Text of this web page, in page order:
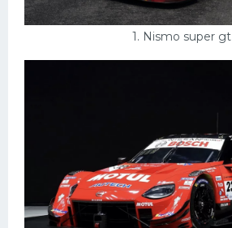
1. Nismo super gt
Баскетбол
Интерьеры квартир